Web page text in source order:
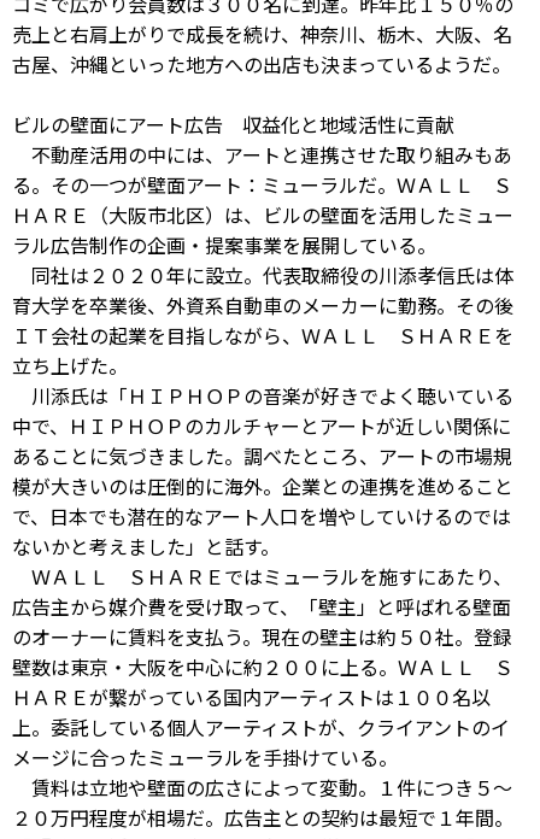
売上と右肩上がりで成長を続け、神奈川、栃木、大阪、名
古屋、沖縄といった地方への出店も決まっているようだ。
ビルの壁面にアート広告 収益化と地域活性に貢献
不動産活用の中には、アートと連携させた取り組みもあ
る。その一つが壁面アート：ミューラルだ。ＷＡＬＬ Ｓ
ＨＡＲＥ（大阪市北区）は、ビルの壁面を活用したミュー
ラル広告制作の企画・提案事業を展開している。
同社は２０２０年に設立。代表取締役の川添孝信氏は体
育大学を卒業後、外資系自動車のメーカーに勤務。その後
ＩＴ会社の起業を目指しながら、ＷＡＬＬ ＳＨＡＲＥを
立ち上げた。
川添氏は「ＨＩＰＨＯＰの音楽が好きでよく聴いている
中で、ＨＩＰＨＯＰのカルチャーとアートが近しい関係に
あることに気づきました。調べたところ、アートの市場規
模が大きいのは圧倒的に海外。企業との連携を進めること
で、日本でも潜在的なアート人口を増やしていけるのでは
ないかと考えました」と話す。
ＷＡＬＬ ＳＨＡＲＥではミューラルを施すにあたり、
広告主から媒介費を受け取って、「壁主」と呼ばれる壁面
のオーナーに賃料を支払う。現在の壁主は約５０社。登録
壁数は東京・大阪を中心に約２００に上る。ＷＡＬＬ Ｓ
ＨＡＲＥが繋がっている国内アーティストは１００名以
上。委託している個人アーティストが、クライアントのイ
メージに合ったミューラルを手掛けている。
賃料は立地や壁面の広さによって変動。１件につき５～
２０万円程度が相場だ。広告主との契約は最短で１年間。